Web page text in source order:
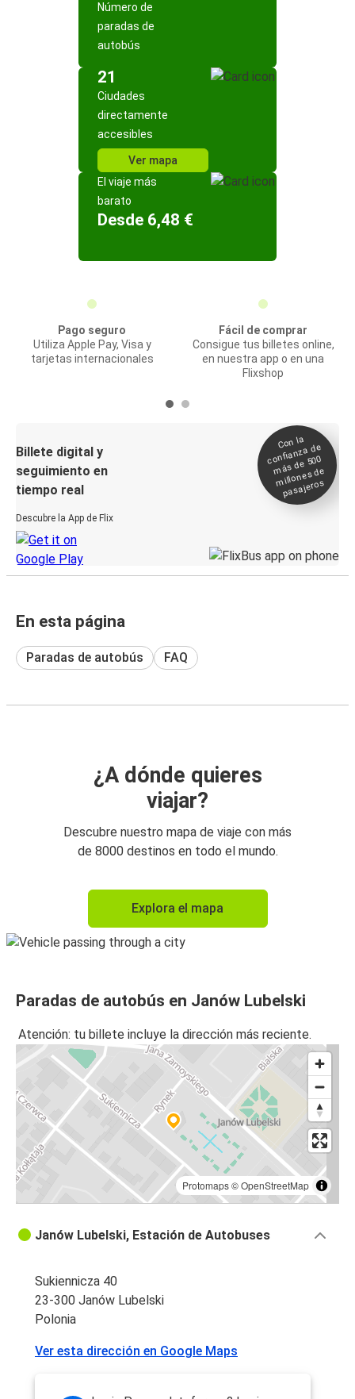
Número de
paradas de
autobús
21
Ciudades
directamente
accesibles
Ver mapa
El viaje más
barato
Desde 6,48 €
Pago seguro
Utiliza Apple Pay, Visa y
tarjetas internacionales
Fácil de comprar
Consigue tus billetes online,
en nuestra app o en una
Flixshop
Billete digital y
seguimiento en
tiempo real
Descubre la App de Flix
Con la
confianza de
más de 500
millones de
pasajeros
En esta página
Paradas de autobús FAQ
¿A dónde quieres
viajar?
Descubre nuestro mapa de viaje con más
de 8000 destinos en todo el mundo.
Explora el mapa
Paradas de autobús en Janów Lubelski
Atención: tu billete incluye la dirección más reciente.
Protomaps©OpenStreetMap
Janów Lubelski, Estación de Autobuses
Sukiennicza 40
23-300 Janów Lubelski
Polonia
Ver esta dirección en Google Maps